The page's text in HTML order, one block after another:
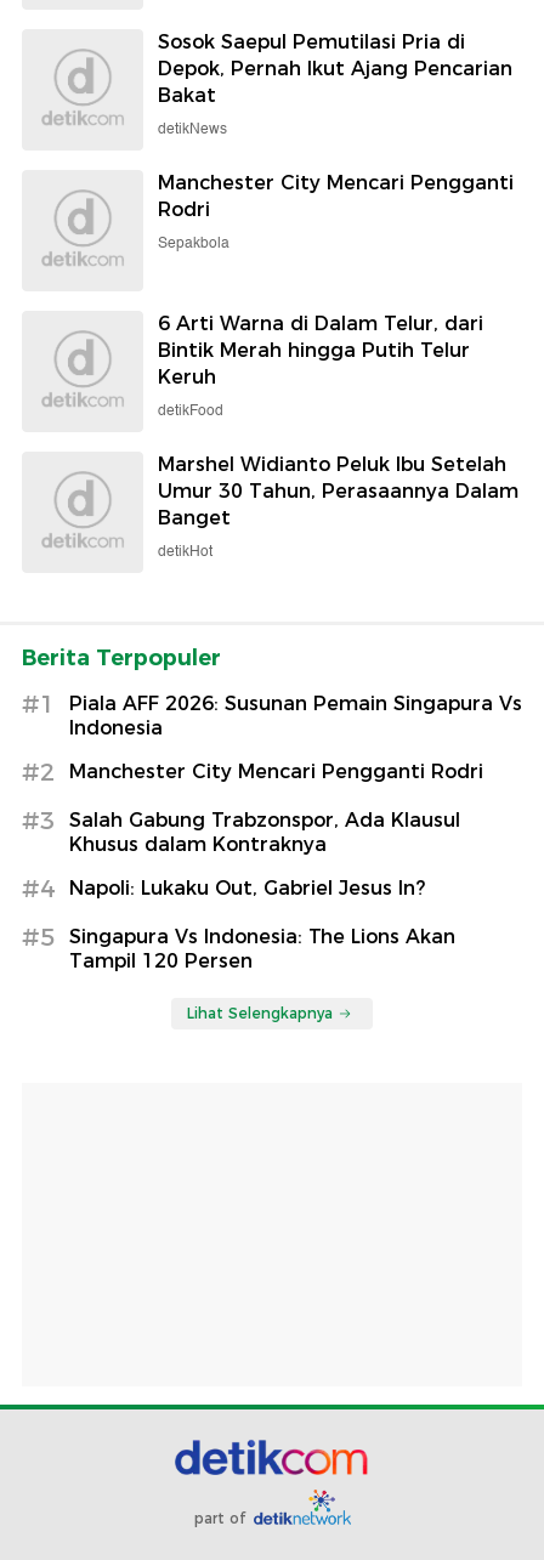
Sosok Saepul Pemutilasi Pria di
Depok, Pernah Ikut Ajang Pencarian
Bakat
detikNews
Manchester City Mencari Pengganti
Rodri
Sepakbola
6 Arti Warna di Dalam Telur, dari
Bintik Merah hingga Putih Telur
Keruh
detikFood
Marshel Widianto Peluk Ibu Setelah
Umur 30 Tahun, Perasaannya Dalam
Banget
detikHot
Berita Terpopuler
#1
Piala AFF 2026: Susunan Pemain Singapura Vs
Indonesia
#2 Manchester City Mencari Pengganti Rodri
#3
Salah Gabung Trabzonspor, Ada Klausul
Khusus dalam Kontraknya
#4 Napoli: Lukaku Out, Gabriel Jesus In?
#5
Singapura Vs Indonesia: The Lions Akan
Tampil 120 Persen
Lihat Selengkapnya
part of